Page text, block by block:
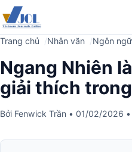
Trang chủ Nhân văn Ngôn
Ngang Nhiên
giải thích
Bởi Fenwick Trần • 01/02/2026 •